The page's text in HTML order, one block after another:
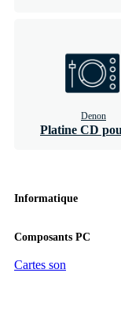
Denon
Platine CD
Informatique
Composants PC
Cartes son